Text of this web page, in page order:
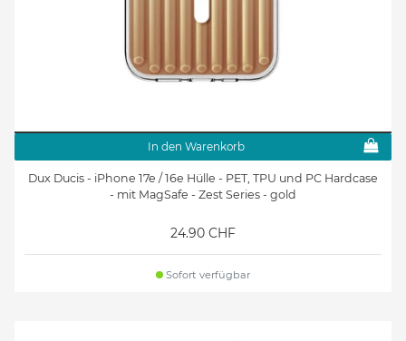
In den Warenkorb
Dux Ducis - iPhone 17e / 16e Hülle - PET, TPU und PC Hardcase
- mit MagSafe - Zest Series - gold
24.90 CHF
Sofort verfügbar